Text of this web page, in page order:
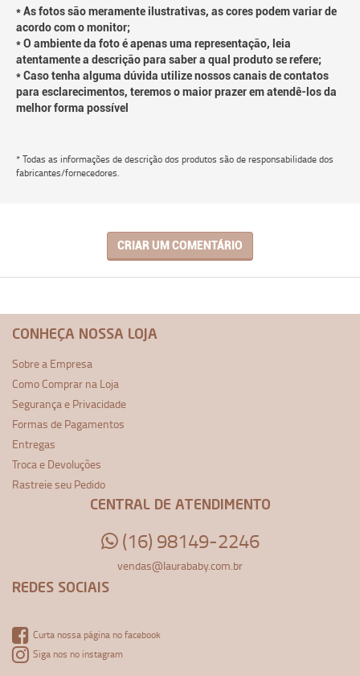
* As fotos são meramente ilustrativas, as cores podem variar de
acordo com o monitor;
* O ambiente da foto é apenas uma representação, leia
atentamente a descrição para saber a qual produto se refere;
* Caso tenha alguma dúvida utilize nossos canais de contatos
para esclarecimentos, teremos o maior prazer em atendê-los da
melhor forma possível
* Todas as informações de descrição dos produtos são de responsabilidade dos
fabricantes/fornecedores.
CRIAR UM COMENTÁRIO
CONHEÇA NOSSA LOJA
Sobre a Empresa
Como Comprar na Loja
Segurança e Privacidade
Formas de Pagamentos
Entregas
Troca e Devoluções
Rastreie seu Pedido
CENTRAL DE ATENDIMENTO
(16) 98149-2246
vendas@laurababy.com.br
REDES SOCIAIS
Curta nossa página no facebook
Siga nos no instagram